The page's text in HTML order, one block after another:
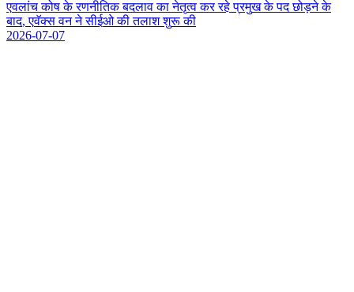
एवलच कष क रणनतक बदलव क नततव कर रह परमख क पद छडन क
बद, एवकस वन न सईओ क तलश शर क
2026-07-07